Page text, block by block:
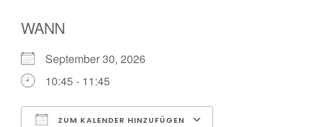
WANN
September 30, 2026
10:45 - 11:45
ZUM KALENDER HINZUFÜGEN